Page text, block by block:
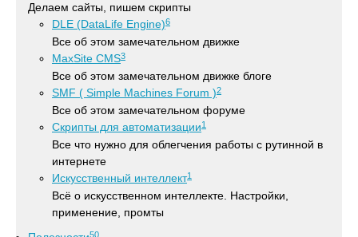
Делаем сайты, пишем скрипты
DLE (DataLife Engine)6
Все об этом замечательном движке
MaxSite CMS3
Все об этом замечательном движке блоге
SMF ( Simple Machines Forum )2
Все об этом замечательном форуме
Скрипты для автоматизации1
Все что нужно для облегчения работы с рутинной в
интернете
Искусственный интеллект1
Всё о искусственном интеллекте. Настройки,
применение, промты
50